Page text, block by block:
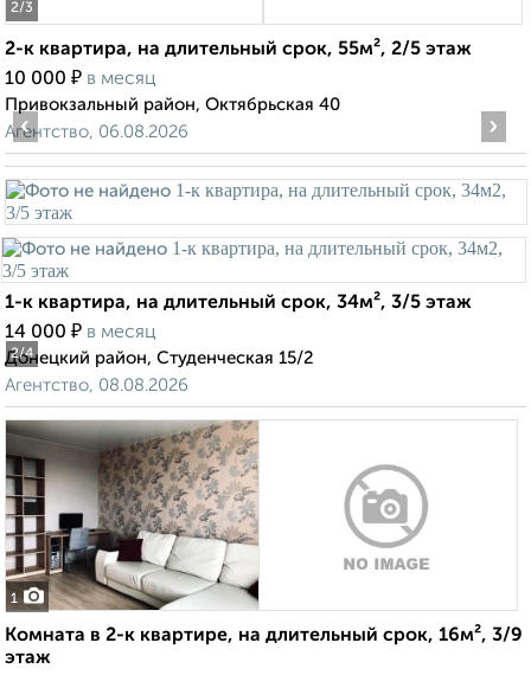
2/3
2-к квартира, на длительный срок, 55м², 2/5 этаж
10 000 ₽ в месяц
Привокзальный район, Октябрьская 40
Агентство, 06.08.2026
2/4
‹ ›
1-к квартира, на длительный срок, 34м², 3/5 этаж
14 000 ₽ в месяц
Донецкий район, Студенческая 15/2
Агентство, 08.08.2026
1
Комната в 2-к квартире, на длительный срок, 16м², 3/9
этаж